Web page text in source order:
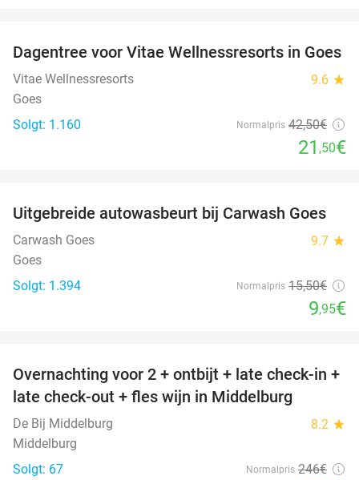
49%
Dagentree voor Vitae Wellnessresorts in Goes
Vitae Wellnessresorts 9.6 star
Goes
Solgt: 1.160
Normalpris 42,50€
21 ,50€
36%
Uitgebreide autowasbeurt bij Carwash Goes
Carwash Goes 9.7 star
Goes
Solgt: 1.394
Normalpris 15,50€
9,95€
52%
Overnachting voor 2 + ontbijt + late check-in +
late check-out + fles wijn in Middelburg
De Bij Middelburg 8.2 star
Middelburg
Solgt: 67
Normalpris 246€